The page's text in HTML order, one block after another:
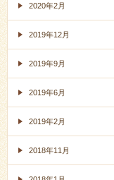
2020年2月
2019年12月
2019年9月
2019年6月
2019年2月
2018年11月